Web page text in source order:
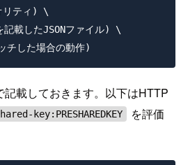
ティ) \
載したJSONファイル) \
載しておきます。以下はHTTP
key:PRESHAREDKEY
を評価